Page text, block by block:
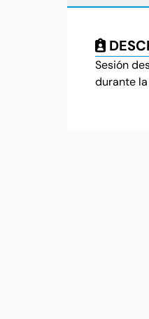
Sesión
durante